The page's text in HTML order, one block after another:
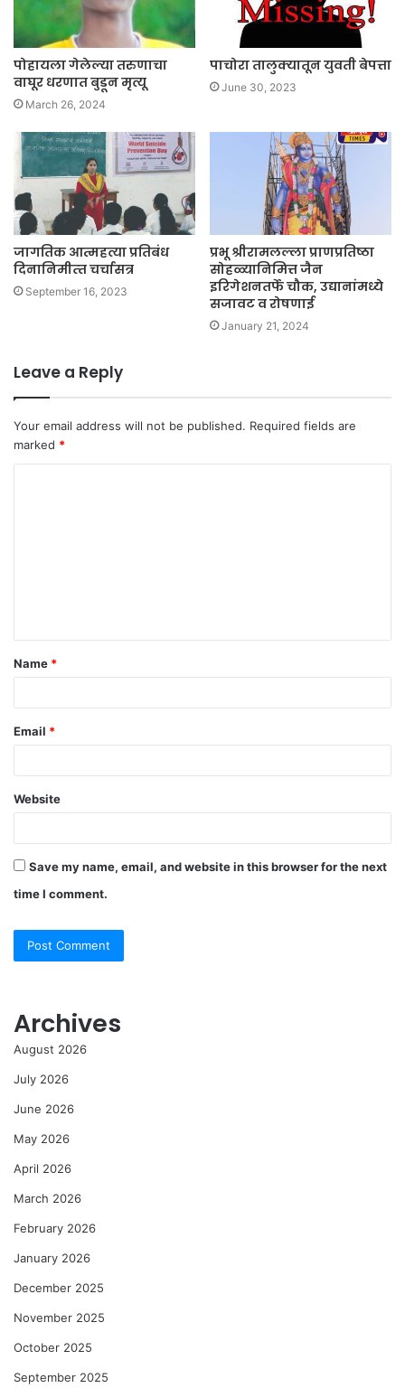
पोहायला गेलेल्या तरुणाचा
वाघूर धरणात बुडून मृत्यू
March 26, 2024
पाचोरा तालुक्यातून युवती बेपत्ता
June 30, 2023
जागतिक आत्महत्या प्रतिबंध
दिनानिमीत्‍त चर्चासत्र
September 16, 2023
प्रभू श्रीरामलल्ला प्राणप्रतिष्ठा
सोहळ्यानिमित्त जैन
इरिगेशनतर्फे चौक, उद्यानांमध्ये
सजावट व रोषणाई
January 21, 2024
Leave a Reply
Your email address will not be published. Required fields are
marked *
t
*
Name *
Email *
Website
Save my name, email, and website in this browser for the next
time I comment.
Archives
August 2026
July 2026
June 2026
May 2026
April 2026
March 2026
February 2026
January 2026
December 2025
November 2025
October 2025
September 2025